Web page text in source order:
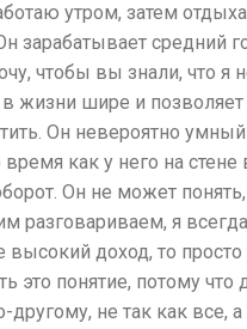
утром, затем
зарабатывает средний
чтобы вы знали, что я
жизни шире и
Он невероятно
как у него на
Он не может
разговариваем, я
доход, то
это понятие, потому
другому, не так как все,